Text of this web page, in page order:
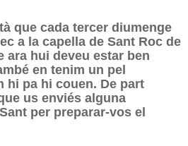
que cada tercer diumenge
a la capella de Sant Roc de
ara hui deveu estar ben
en tenim un pel
hi pa hi couen. De part
us enviés alguna
per preparar-vos el